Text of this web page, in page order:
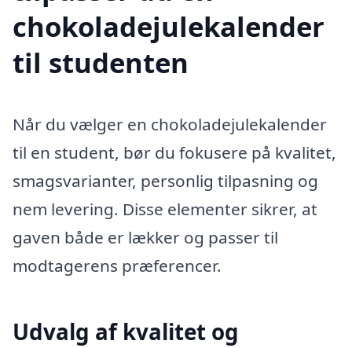
chokoladejulekalender
til studenten
Når du vælger en chokoladejulekalender
til en student, bør du fokusere på kvalitet,
smagsvarianter, personlig tilpasning og
nem levering. Disse elementer sikrer, at
gaven både er lækker og passer til
modtagerens præferencer.
Udvalg af kvalitet og